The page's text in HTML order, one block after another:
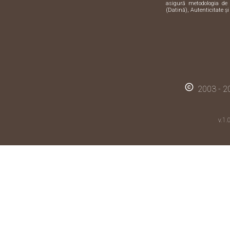
asigură metodologia
(Datină), Autenticitate
copyright 2003 -